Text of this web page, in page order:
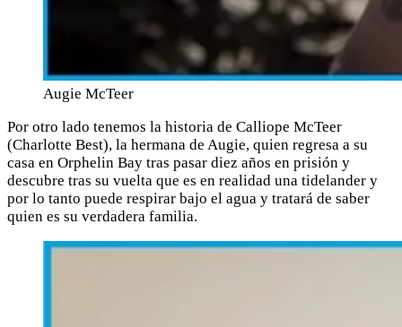
Augie McTeer
Por otro lado tenemos la historia de Calliope McTeer
(Charlotte Best), la hermana de Augie, quien regresa a su
casa en Orphelin Bay tras pasar diez años en prisión y
descubre tras su vuelta que es en realidad una tidelander y
por lo tanto puede respirar bajo el agua y tratará de saber
quien es su verdadera familia.